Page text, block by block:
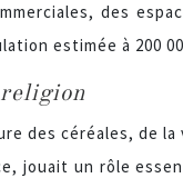
des
estimée à 200
des céréales, de
jouait un rôle